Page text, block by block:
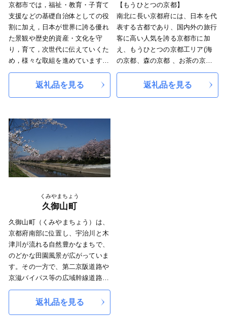
循環」「人材の循環」「暮らしの
循環」を生み出し、京丹波町に住
んでいる豊かさや誇り、喜びを実
感できる、そんな「日本のふるさ
と。自給自足的循環社会」をまち
の将来像として施策を展開してい
ます。
京丹波町は、丹波ブランド食材の
丹波栗や丹波黒大豆、京野菜の
京都市では，福祉・教育・子育て
支援などの基礎自治体としての役
割に加え，日本が世界に誇る優れ
た景観や歴史的資産・文化を守
り，育て，次世代に伝えていくた
め，様々な取組を進めています。
京都の文化と景観は，日本の文化
と景観の原点といえるものです。
いでいくため，御寄付をお願いし
ます。
返礼品を見る
【もうひとつの京都】
南北に長い京都府には、日本を代
表する古都であり、国内外の旅行
客に高い人気を誇る京都市に加
え、もうひとつの京都工リア(海
の京都、森の京都 、お茶の京
都、竹の里･乙訓)があるのをご存
じでしょうか?返礼品を見る
くみやまちょう
久御山町
久御山町（くみやまちょう）は、
京都府南部に位置し、宇治川と木
津川が流れる自然豊かなまちで、
のどかな田園風景が広がっていま
す。その一方で、第二京阪道路や
京滋バイパス等の広域幹線道路網
が整備され、立地条件を生かした
活発な産業活動とともに発展して
きました。 久御山に暮らす人々
返礼品を見る